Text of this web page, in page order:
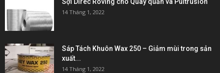
14 Tháng 1, 2022
Sáp Tách Khuôn Wax 250 – Giảm mùi trong sản
xuất...
14 Tháng 1, 2022